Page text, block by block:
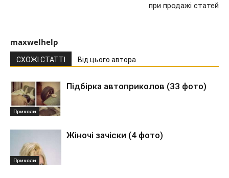
при продажі статей
maxwelhelp
СХОЖІ СТАТТІ Від цього автора
Приколи
Підбірка автоприколов (33 фото)
Приколи
Жіночі зачіски (4 фото)